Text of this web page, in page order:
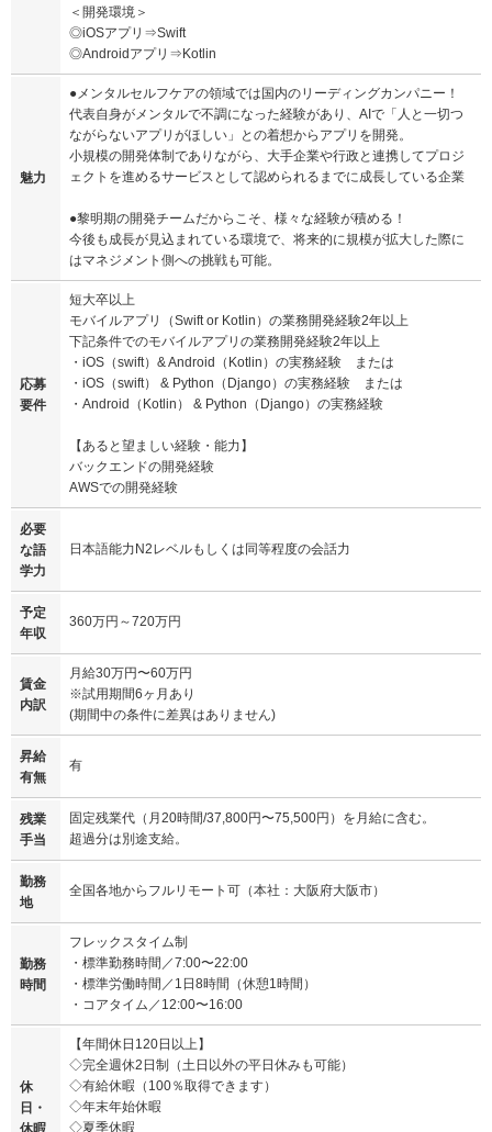
＜開発環境＞
◎iOSアプリ⇒Swift
◎Androidアプリ⇒Kotlin
魅力
●メンタルセルフケアの領域では国内のリーディングカンパニー！
代表⾃⾝がメンタルで不調になった経験があり、AIで「⼈と⼀切つ
ながらないアプリがほしい」との着想からアプリを開発。
⼩規模の開発体制でありながら、⼤⼿企業や⾏政と連携してプロジ
ェクトを進めるサービスとして認められるまでに成長している企業
●黎明期の開発チームだからこそ、様々な経験が積める！
今後も成⻑が⾒込まれている環境で、将来的に規模が拡⼤した際に
はマネジメント側への挑戦も可能。
応募
要件
短大卒以上
モバイルアプリ（Swift or Kotlin）の業務開発経験2年以上
下記条件でのモバイルアプリの業務開発経験2年以上
・iOS（swift）& Android（Kotlin）の実務経験 または
・iOS（swift） & Python（Django）の実務経験 または
・Android（Kotlin） & Python（Django）の実務経験
【あると望ましい経験・能⼒】
バックエンドの開発経験
AWSでの開発経験
必要
な語
学力
日本語能力N2レベルもしくは同等程度の会話力
予定
年収
360万円～720万円
賃金
内訳
⽉給30万円〜60万円
※試⽤期間6ヶ⽉あり
(期間中の条件に差異はありません)
昇給
有無
有
残業
手当
固定残業代（⽉20時間/37,800円〜75,500円）を月給に含む。
超過分は別途支給。
勤務
地
全国各地からフルリモート可（本社：大阪府大阪市）
勤務
時間
フレックスタイム制
・標準勤務時間／7:00〜22:00
・標準労働時間／1⽇8時間（休憩1時間）
・コアタイム／12:00〜16:00
休
日・
【年間休⽇120⽇以上】
◇完全週休2⽇制（⼟⽇以外の平⽇休みも可能）
◇有給休暇（100％取得できます）
◇年末年始休暇
◇夏季休暇